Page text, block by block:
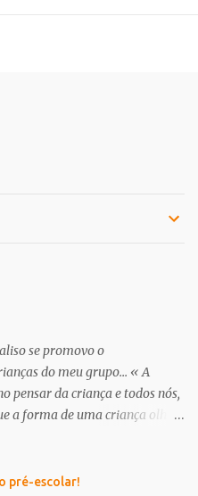
se promovo o
do meu grupo... « A
pensar da criança e todos nós,
a forma de uma criança olhar
de respeitar os seus
pré-escolar!